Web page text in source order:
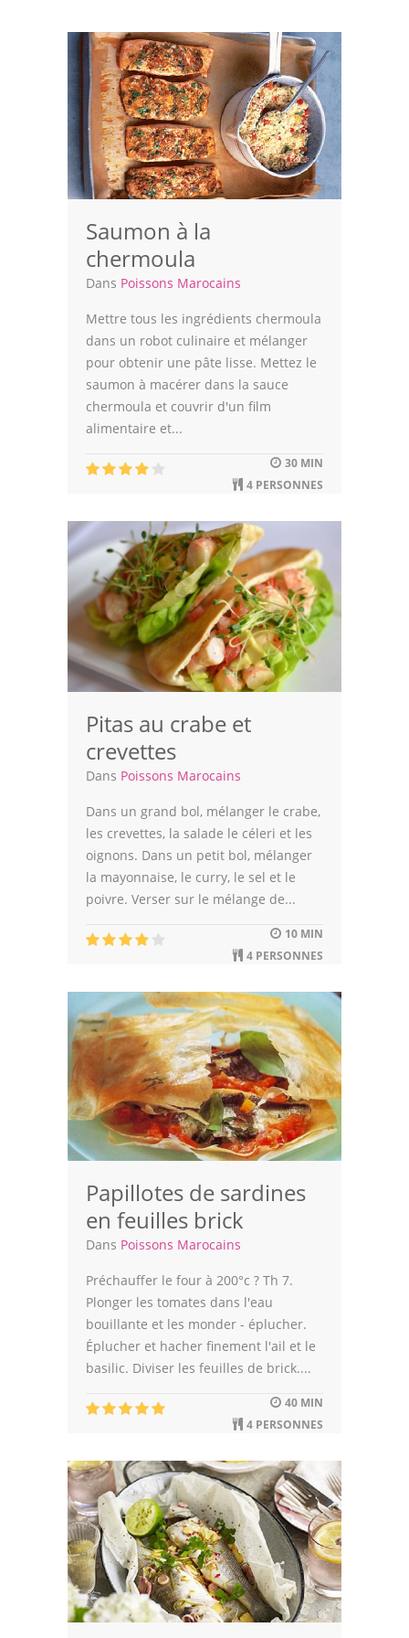
Cuisines Orientales
Pâtisseries Orientales
Recettes marocaine
Cuisine Algérienne
Cuisine Tunisienne
Cuisine Juive
Cuisine Libanaise
Articles
Actualités
Astuces de cuisine
Leçons de cuisine
Fêtes Religieuses
Forum
Thèmes
Espace Personnel
Saumon à la
chermoula
Dans Poissons Marocains
Mettre tous les ingrédients chermoula
dans un robot culinaire et mélanger
pour obtenir une pâte lisse. Mettez le
saumon à macérer dans la sauce
chermoula et couvrir d'un film
alimentaire et...
30 MIN
4 PERSONNES
Pitas au crabe et
crevettes
Dans Poissons Marocains
Dans un grand bol, mélanger le crabe,
les crevettes, la salade le céleri et les
oignons. Dans un petit bol, mélanger
la mayonnaise, le curry, le sel et le
poivre. Verser sur le mélange de...
10 MIN
4 PERSONNES
Papillotes de sardines
en feuilles brick
Dans Poissons Marocains
Préchauffer le four à 200°c ? Th 7.
Plonger les tomates dans l'eau
bouillante et les monder - éplucher.
Éplucher et hacher finement l'ail et le
basilic. Diviser les feuilles de brick....
40 MIN
4 PERSONNES